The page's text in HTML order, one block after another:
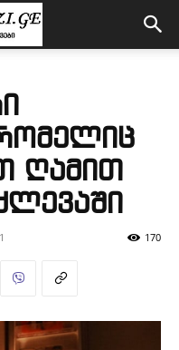
ღამით
170